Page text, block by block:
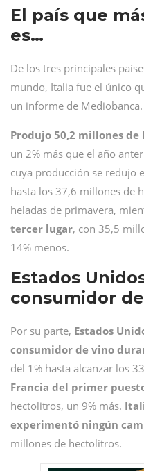
El país que
es…
De los tres principales
mundo, Italia fue el único
un informe de Mediobanca.
Produjo 50,2 millones
un 2% más que el año
cuya producción se redujo
hasta los 37,6 millones de
heladas de primavera,
tercer lugar, con 35,5
14% menos.
Estados
consumidor
Por su parte, Estados
consumidor de vino
del 1% hasta alcanzar los
Francia del primer
hectolitros, un 9% más.
experimentó ningún
millones de hectolitros.